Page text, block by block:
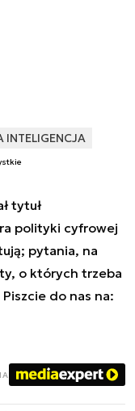
INTELIGENCJA
tytuł
polityki cyfrowej
pytania, na
o których trzeba
do nas na: